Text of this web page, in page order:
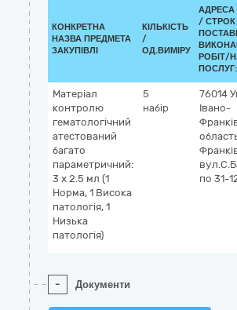
КОНКРЕТНА
НАЗВА ПРЕДМЕТА
ЗАКУПІВЛІ
КІЛЬКІСТЬ
/
ОД.ВИМІРУ
АДРЕСА
/ СТРОК
РОБІТ/
ПОСЛУГ:
Матеріал
контролю
гематологічний
атестований
багато
параметричний:
3 x 2.5 мл (1
Норма, 1 Висока
патологія, 1
Низька
патологія)
5
набір
76014
Івано-
по 31-
- Документи